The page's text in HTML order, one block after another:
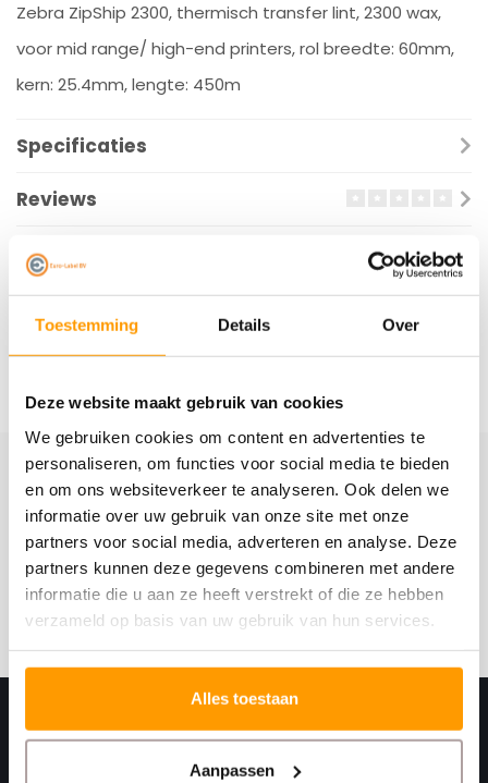
Toestemming Details Over
Deze website maakt gebruik van cookies
We gebruiken cookies om content en advertenties te
personaliseren, om functies voor social media te bieden
en om ons websiteverkeer te analyseren. Ook delen we
informatie over uw gebruik van onze site met onze
partners voor social media, adverteren en analyse. Deze
partners kunnen deze gegevens combineren met andere
informatie die u aan ze heeft verstrekt of die ze hebben
verzameld op basis van uw gebruik van hun services.
Alles toestaan
Aanpassen
Zebra ZipShip 2300, thermisch transfer lint, 2300 wax,
voor mid range/ high-end printers, rol breedte: 60mm,
kern: 25.4mm, lengte: 450m
Specificaties
Reviews
Gerelateerde producten
Schrijf je hier in voor onze nieuwsbrief
Ontvang onze nieuwste aanbiedingen en
kortingscodes
Abonneer